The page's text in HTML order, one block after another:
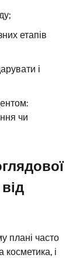
етапів
і
чи
плані часто
косметика, і